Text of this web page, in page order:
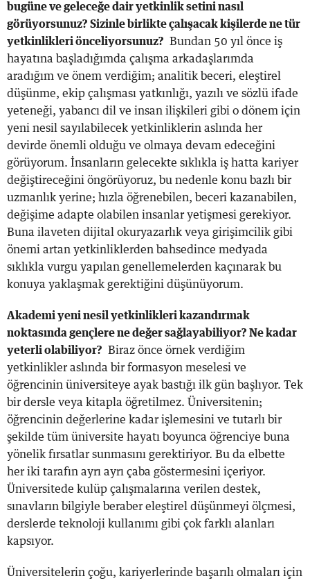
bugüne ve geleceğe dair yetkinlik setini nasıl
görüyorsunuz? Sizinle birlikte çalışacak kişilerde ne tür
yetkinlikleri önceliyorsunuz?
Bundan 50 yıl önce iş
hayatına başladığımda çalışma arkadaşlarımda
aradığım ve önem verdiğim; analitik beceri, eleştirel
düşünme, ekip çalışması yatkınlığı, yazılı ve sözlü ifade
yeteneği, yabancı dil ve insan ilişkileri gibi o dönem için
yeni nesil sayılabilecek yetkinliklerin aslında her
devirde önemli olduğu ve olmaya devam edeceğini
görüyorum. İnsanların gelecekte sıklıkla iş hatta kariyer
değiştireceğini öngörüyoruz, bu nedenle konu bazlı bir
uzmanlık yerine; hızla öğrenebilen, beceri kazanabilen,
değişime adapte olabilen insanlar yetişmesi gerekiyor.
Buna ilaveten dijital okuryazarlık veya girişimcilik gibi
önemi artan yetkinliklerden bahsedince medyada
sıklıkla vurgu yapılan genellemelerden kaçınarak bu
konuya yaklaşmak gerektiğini düşünüyorum.
Akademi yeni nesil yetkinlikleri kazandırmak
noktasında gençlere ne değer sağlayabiliyor? Ne kadar
yeterli olabiliyor?
Biraz önce örnek verdiğim
yetkinlikler aslında bir formasyon meselesi ve
öğrencinin üniversiteye ayak bastığı ilk gün başlıyor. Tek
bir dersle veya kitapla öğretilmez. Üniversitenin;
öğrencinin değerlerine kadar işlemesini ve tutarlı bir
şekilde tüm üniversite hayatı boyunca öğrenciye buna
yönelik fırsatlar sunmasını gerektiriyor. Bu da elbette
her iki tarafın ayrı ayrı çaba göstermesini içeriyor.
Üniversitede kulüp çalışmalarına verilen destek,
sınavların bilgiyle beraber eleştirel düşünmeyi ölçmesi,
derslerde teknoloji kullanımı gibi çok farklı alanları
kapsıyor.
Üniversitelerin çoğu, kariyerlerinde başarılı olmaları için